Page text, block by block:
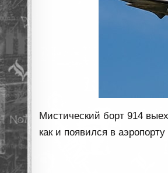
Мистический борт 914
как и появился в